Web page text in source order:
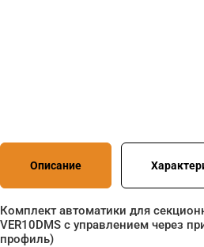
Описание
Комплект автоматики для
VER10DMS с управлением через
профиль)